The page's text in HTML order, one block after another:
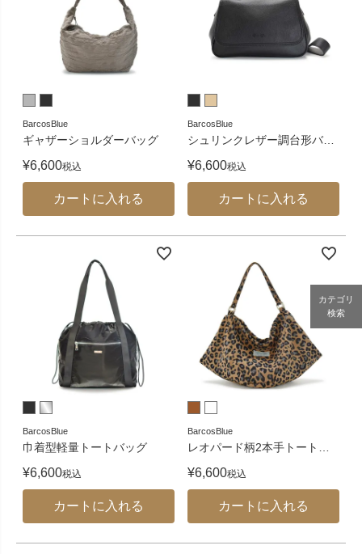
BarcosBlue
ギャザーショルダーバッグ
¥6,600税込
カートに入れる
BarcosBlue
シュリンクレザー調台形バ…
¥6,600税込
カートに入れる
BarcosBlue
巾着型軽量トートバッグ
¥6,600税込
カートに入れる
BarcosBlue
レオパード柄2本手トート
¥6,600税込
カートに入れる
カテゴリ
検索